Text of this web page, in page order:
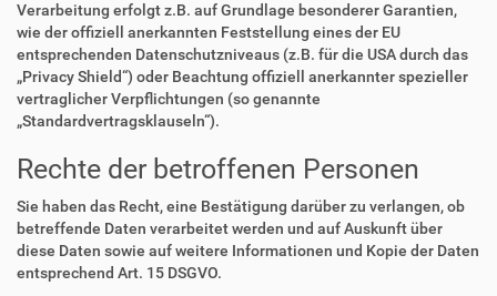
Verarbeitung erfolgt z.B. auf Grundlage besonderer Garantien,
wie der offiziell anerkannten Feststellung eines der EU
entsprechenden Datenschutzniveaus (z.B. für die USA durch das
„Privacy Shield“) oder Beachtung offiziell anerkannter spezieller
vertraglicher Verpflichtungen (so genannte
„Standardvertragsklauseln“).
Rechte der betroffenen Personen
Sie haben das Recht, eine Bestätigung darüber zu verlangen, ob
betreffende Daten verarbeitet werden und auf Auskunft über
diese Daten sowie auf weitere Informationen und Kopie der Daten
entsprechend Art. 15 DSGVO.